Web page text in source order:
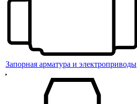
Запорная арматура и электроприводы